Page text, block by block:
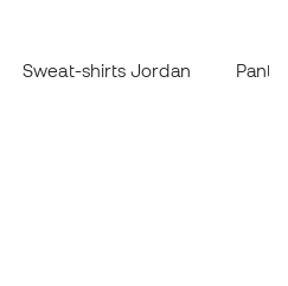
Sweat-shirts Jordan